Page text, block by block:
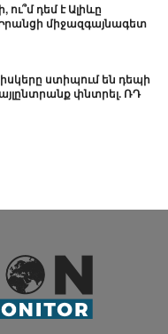
դեմ է Ալիևը
միջազգայնագետ
ստիպում են դեպի
փնտրել. ՌԴ